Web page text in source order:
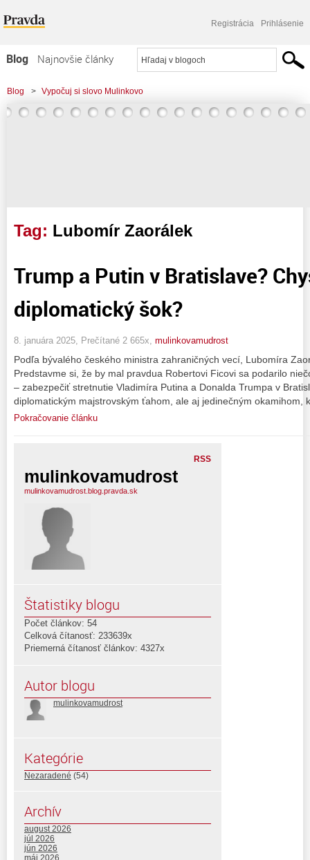
Registrácia Prihlásenie
Blog
Najnovšie články
Najčítanejšie články
Najkomentovanejšie články
Blog > Vypočuj si slovo Mulinkovo
> Trump a Putin v Bratislave? Chystá Fico diplomatický šok?
Tag: Lubomír Zaorálek
Trump a Putin v Bratislave?
diplomatický šok?
8. januára 2025, Prečítané 2 665x, mulinkovamudrost
Podľa bývalého českého ministra zahraničných vecí, Lubomíra
Predstavme si, že by mal pravdua Robertovi Ficovi sa podarilo
– zabezpečiť stretnutie Vladimíra Putina a Donalda Trumpa v
diplomatickým majstrovským ťahom, ale aj jedinečným okamihom,
Pokračovanie článku
RSS
mulinkovamudrost
mulinkovamudrost.blog.pravda.sk
Štatistiky blogu
Počet článkov: 54
Celková čítanosť: 233639x
Priemerná čítanosť článkov: 4327x
Autor blogu
mulinkovamudrost
Kategórie
Nezaradené (54)
Archív
august 2026
júl 2026
jún 2026
máj 2026